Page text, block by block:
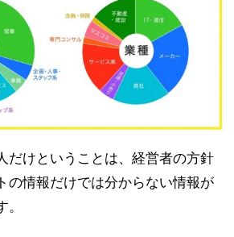
だけということは、経営者の方針
の情報だけでは分からない情報が